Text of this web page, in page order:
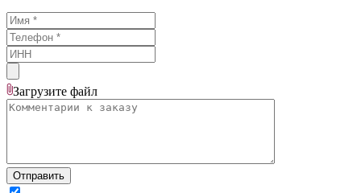
Загрузите файл
Отправить